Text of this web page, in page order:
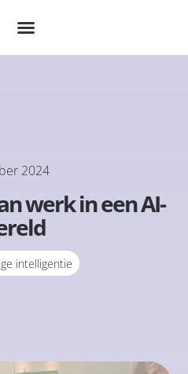
2024
werk in een AI-
intelligentie